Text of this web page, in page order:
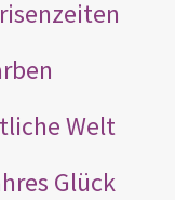
Welt
Glück